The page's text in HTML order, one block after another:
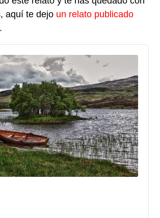
aquí te dejo un relato publicado
.